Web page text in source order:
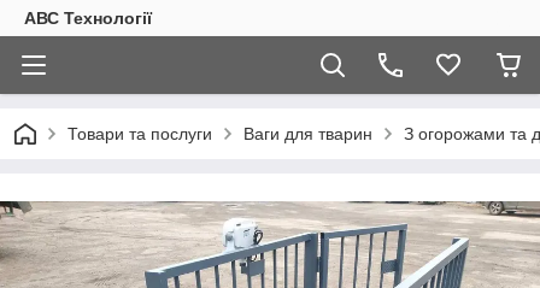
АВС Технології
Товари та послуги Ваги для тварин З огорожами та